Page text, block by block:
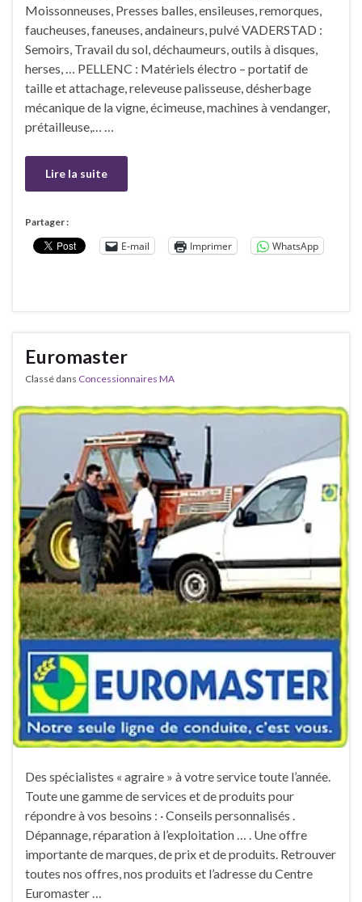
Moissonneuses, Presses balles, ensileuses, remorques,
faucheuses, faneuses, andaineurs, pulvé VADERSTAD :
Semoirs, Travail du sol, déchaumeurs, outils à disques,
herses, … PELLENC : Matériels électro – portatif de
taille et attachage, releveuse palisseuse, désherbage
mécanique de la vigne, écimeuse, machines à vendanger,
prétailleuse,… …
Lire la suite
Partager :
E-mail Imprimer WhatsApp
Euromaster
Classé dans Concessionnaires MA
Des spécialistes « agraire » à votre service toute l’année.
Toute une gamme de services et de produits pour
répondre à vos besoins : · Conseils personnalisés .
Dépannage, réparation à l’exploitation … . Une offre
importante de marques, de prix et de produits. Retrouver
toutes nos offres, nos produits et l’adresse du Centre
Euromaster …